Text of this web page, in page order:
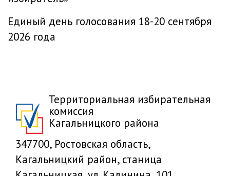
Единый день голосования 18-20 сентября
2026 года
Территориальная избирательная
комиссия
Кагальницкого района
347700, Ростовская область,
Кагальницкий район, станица